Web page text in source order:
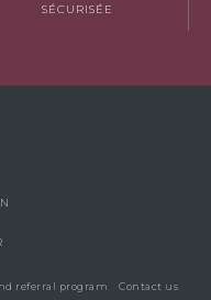
SÉCURISÉE
referral program
Contact us